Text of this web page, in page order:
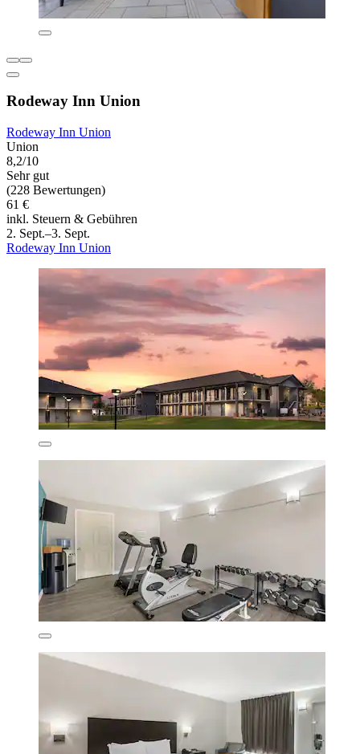
Rodeway Inn Union
Rodeway Inn Union
Union
8,2/10
Sehr gut
(228 Bewertungen)
61 €
inkl. Steuern & Gebühren
2. Sept.–3. Sept.
Rodeway Inn Union